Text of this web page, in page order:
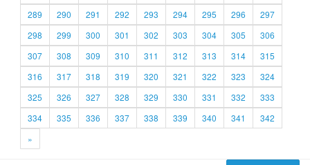
289
290 291 292 293 294 295 296
297
298
299 300 301 302 303 304 305
306
307
308 309 310 311 312 313 314
315
316
317 318 319 320 321 322 323
324
325
326 327 328 329 330 331 332
333
334
335 336 337 338 339 340 341
342
»